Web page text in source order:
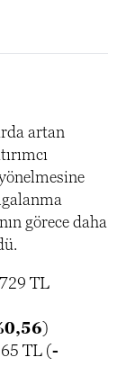
artan
görece daha
TL
)
TL (-